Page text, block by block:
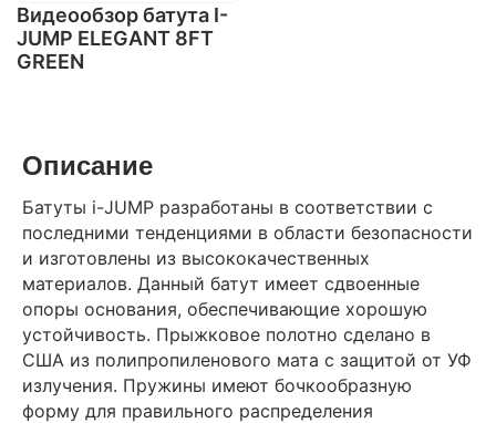
Видеообзор батута I-
JUMP ELEGANT 8FT
GREEN
Описание
Батуты i-JUMP разработаны в соответствии с
последними тенденциями в области безопасности
и изготовлены из высококачественных
материалов. Данный батут имеет сдвоенные
опоры основания, обеспечивающие хорошую
устойчивость. Прыжковое полотно сделано в
США из полипропиленового мата с защитой от УФ
излучения. Пружины имеют бочкообразную
форму для правильного распределения